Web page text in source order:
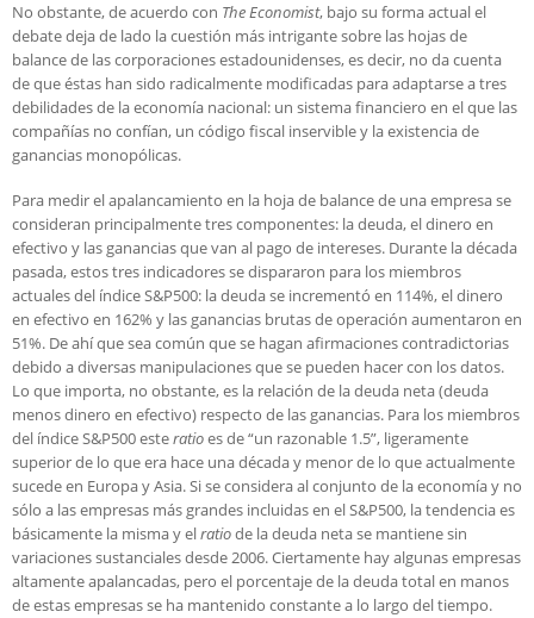
No obstante, de acuerdo con The Economist, bajo su forma actual el
debate deja de lado la cuestión más intrigante sobre las hojas de
balance de las corporaciones estadounidenses, es decir, no da cuenta
de que éstas han sido radicalmente modificadas para adaptarse a tres
debilidades de la economía nacional: un sistema financiero en el que las
compañías no confían, un código fiscal inservible y la existencia de
ganancias monopólicas.
Para medir el apalancamiento en la hoja de balance de una empresa se
consideran principalmente tres componentes: la deuda, el dinero en
efectivo y las ganancias que van al pago de intereses. Durante la década
pasada, estos tres indicadores se dispararon para los miembros
actuales del índice S&P500: la deuda se incrementó en 114%, el dinero
en efectivo en 162% y las ganancias brutas de operación aumentaron en
51%. De ahí que sea común que se hagan afirmaciones contradictorias
debido a diversas manipulaciones que se pueden hacer con los datos.
Lo que importa, no obstante, es la relación de la deuda neta (deuda
menos dinero en efectivo) respecto de las ganancias. Para los miembros
del índice S&P500 esteratioes de “un razonable 1.5”, ligeramente
superior de lo que era hace una década y menor de lo que actualmente
sucede en Europa y Asia. Si se considera al conjunto de la economía y no
sólo a las empresas más grandes incluidas en el S&P500, la tendencia es
básicamente la misma y elratiode la deuda neta se mantiene sin
variaciones sustanciales desde 2006. Ciertamente hay algunas empresas
altamente apalancadas, pero el porcentaje de la deuda total en manos
de estas empresas se ha mantenido constante a lo largo del tiempo.